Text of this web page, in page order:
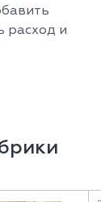
расход и